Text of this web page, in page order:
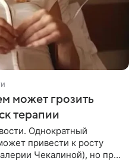
может грозить
терапии
Однократный
привести к росту
Чекалиной), но при